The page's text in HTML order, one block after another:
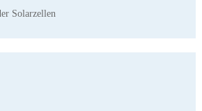
Solarzellen